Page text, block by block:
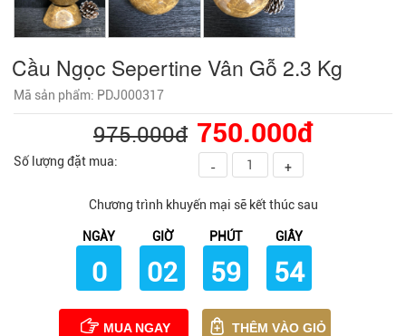
Cầu Ngọc Sepertine Vân Gỗ 2.3 Kg
Mã sản phẩm: PDJ000317
975.000đ 750.000đ
Số lượng đặt mua: - +
Chương trình khuyến mại sẽ kết thúc sau
NGÀY
0
GIỜ
02
PHÚT
59
GIÂY
53
MUA NGAY THÊM VÀO GIỎ